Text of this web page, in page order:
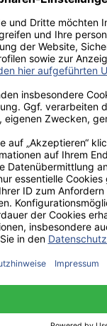
- bis zu 40%.
Fachbuch
und machen Sie sich
+49(0)176-
amazon erhältlich.